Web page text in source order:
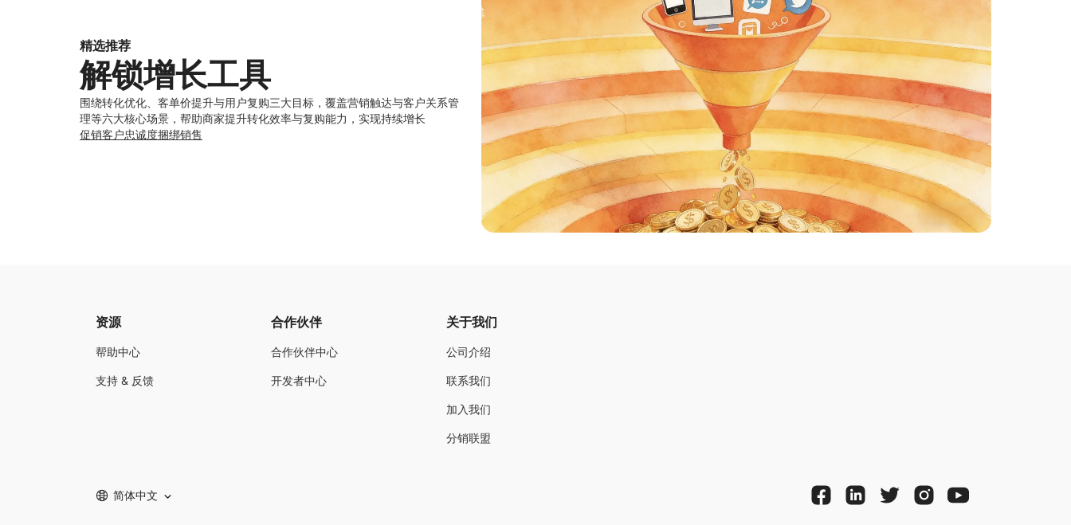
精选推荐
解锁增长工具
围绕转化优化、客单价提升与用户复购三大目标，覆盖营销触达与客户关系管
理等六大核心场景，帮助商家提升转化效率与复购能力，实现持续增长
促销客户忠诚度捆绑销售
资源
帮助中心
支持 & 反馈
合作伙伴
合作伙伴中心
开发者中心
关于我们
公司介绍
联系我们
加入我们
分销联盟
简体中文